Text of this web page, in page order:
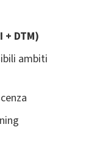
DTM)
ambiti